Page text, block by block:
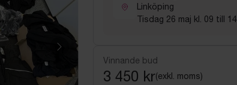
Nästa
Linköping
Tisdag 26 maj kl. 09 till 14
Vinnande bud
3 450 kr(exkl. moms)